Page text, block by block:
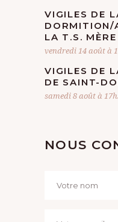
VIGILES DE
DORMITION/
LA T.S.
vendredi 14 août à
VIGILES DE
DE SAINT-
samedi 8 août à
NOUS